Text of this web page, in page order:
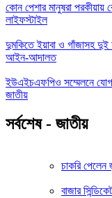
কোন পেশার মানুষরা পরকীয়ায়
লাইফস্টাইল
দুমকিতে ইয়াবা ও গাঁজাসহ
আইন-আদালত
ইউএইচএফপিও সম্মেলনে যোগ
জাতীয়
সর্বশেষ - জাতীয়
চাকরি
বাজার